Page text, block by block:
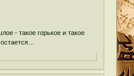
- такое горькое и такое